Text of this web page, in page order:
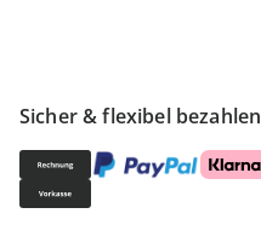
Sicher & flexibel bezahlen